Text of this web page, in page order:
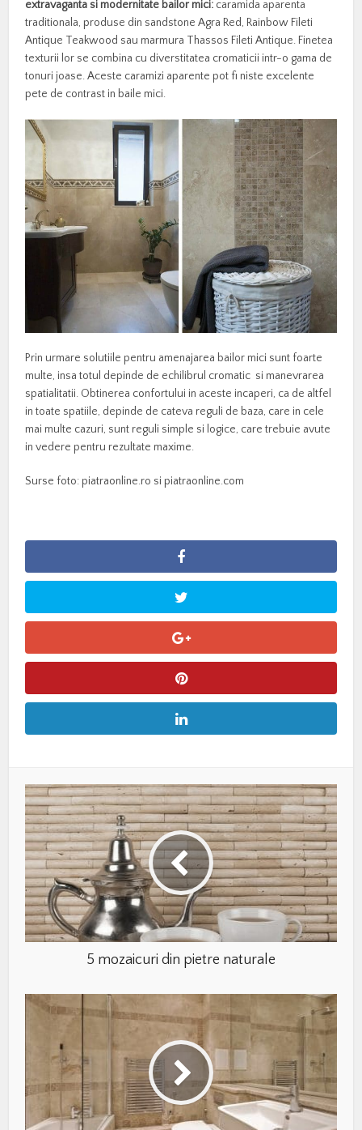
extravaganta si modernitate bailor mici: caramida aparenta
traditionala, produse din sandstone Agra Red, Rainbow Fileti
Antique Teakwood sau marmura Thassos Fileti Antique. Finetea
texturii lor se combina cu diverstitatea cromaticii intr-o gama de
tonuri joase. Aceste caramizi aparente pot fi niste excelente
pete de contrast in baile mici.
Prin urmare solutiile pentru amenajarea bailor mici sunt foarte
multe, insa totul depinde de echilibrul cromatic si manevrarea
spatialitatii. Obtinerea confortului in aceste incaperi, ca de altfel
in toate spatiile, depinde de cateva reguli de baza, care in cele
mai multe cazuri, sunt reguli simple si logice, care trebuie avute
in vedere pentru rezultate maxime.
Surse foto: piatraonline.ro si piatraonline.com
5 mozaicuri din pietre naturale